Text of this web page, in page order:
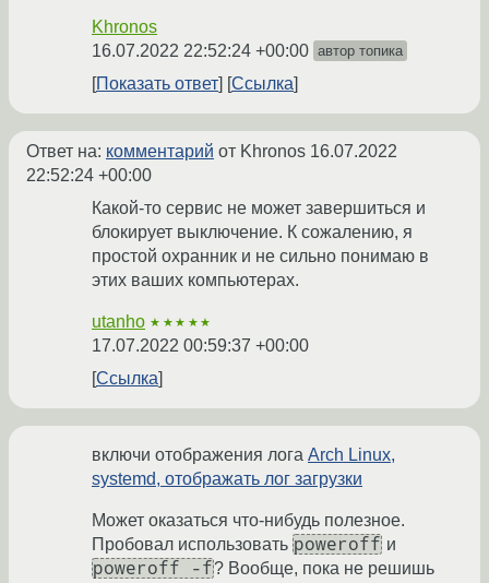
Khronos
16.07.2022 22:52:24 +00:00 автор топика
Показать ответ Ссылка
Ответ на: комментарий от Khronos 16.07.2022
22:52:24 +00:00
Какой-то сервис не может завершиться и
блокирует выключение. К сожалению, я
простой охранник и не сильно понимаю в
этих ваших компьютерах.
utanho ★★★★★
17.07.2022 00:59:37 +00:00
Ссылка
включи отображения лога Arch Linux,
systemd, отображать лог загрузки
Может оказаться что-нибудь полезное.
Пробовал использовать poweroff и
poweroff -f? Вообще, пока не решишь